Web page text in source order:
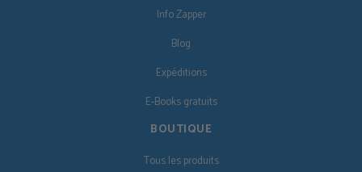
Info Zapper
Blog
Expéditions
E-Books gratuits
BOUTIQUE
Tous les produits